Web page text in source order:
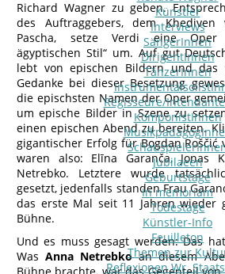
Künstler
Interviews
SängerInnen
DirigentInnen
TänzerInnen
Regisseure/
KomponistInnen
Jubilaeen
Geburtstage
In memoriam
Todestage
Künstler-Info
Feuilleton
Themen zur
Reflexionen Wr.
Richard Wagner zu geben.
des Auftraggebers, dem Khediven
Pascha, setze Verdi eine Oper
ägyptischen Stil“ um. Auf gut
lebt von epischen Bildern und
Gedanke bei dieser Besetzung
die epischsten Namen der Oper
um epische Bilder in Szene zu
einen epischen Abend zu bereiten.
gigantischer Erfolg für Bogdan Roščić
waren also: Elīna Garanča, Jonas
Netrebko. Letztere wurde
gesetzt, jedenfalls standen Frau
das erste Mal seit 11 Jahren wieder
Bühne.
Und es muss gesagt werden: Das
WasAnna Netrebkoan diesem